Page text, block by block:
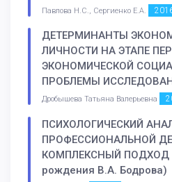
Павлова Н.С., Сергиенко Е.А.
ДЕТЕРМИНАНТЫ
ЛИЧНОСТИ НА ЭТАПЕ
ЭКОНОМИЧЕСКОЙ
ПРОБЛЕМЫ
Дробышева Татьяна Валерьевна
ПСИХОЛОГИЧЕСКИЙ
ПРОФЕССИОНАЛЬНОЙ
КОМПЛЕКСНЫЙ ПОДХОД
рождения В.А. Бодрова)